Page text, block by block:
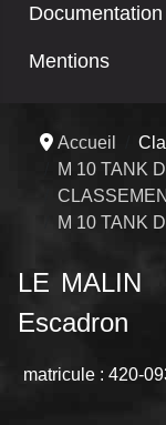
Documentation
Mentions
Accueil
M 10 TANK
M 10 TANK
LE MALIN
Escadron
matricule : 420-